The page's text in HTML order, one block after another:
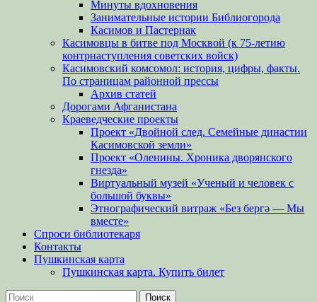
Минуты вдохновения
Занимательные истории Библиогорода
Касимов и Пастернак
Касимовцы в битве под Москвой (к 75-летию
контрнаступления советских войск)
Касимовский комсомол: история, цифры, факты.
По страницам районной прессы
Архив статей
Дорогами Афганистана
Краеведческие проекты
Проект «Двойной след. Семейные династии
Касимовской земли»
Проект «Оленины. Хроника дворянского
гнезда»
Виртуальный музей «Ученый и человек с
большой буквы»
Этнографический витраж «Без бергə — Мы
вместе»
Спроси библиотекаря
Контакты
Пушкинская карта
Пушкинская карта. Купить билет
Поиск
Найти: